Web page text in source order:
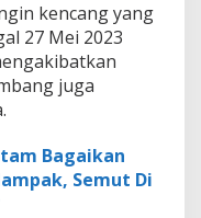
kencang yang
27 Mei 2023
juga
Bagaikan
Semut Di